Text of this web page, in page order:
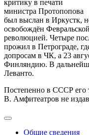
критику в печати
министра Протопопова
был выслан в Иркустк,
освобождён Февральской
революцией. Четыре
прожил в Петрограде,
допросам в ЧК, а 23
Финляндию. В
Леванто.
Постепенно в СССР его
В. Амфитеатров не
Общие сведения